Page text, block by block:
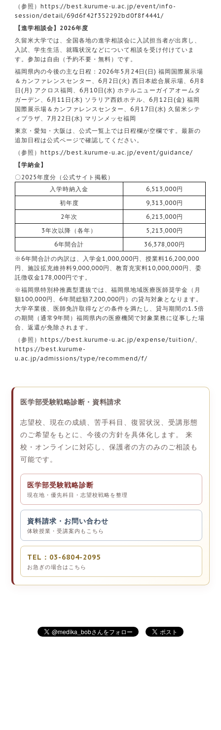
（参照）https://best.kurume-u.ac.jp/event/info-
session/detail/69d6f42f352292bd0f8f4441/
【進学相談会】2026年度
久留米大学では、全国各地の進学相談会に入試担当者が出席し、
入試、学生生活、就職状況などについて相談を受け付けていま
す。参加は自由（予約不要・無料）です。
福岡県内の今後の主な日程：2026年5月24日(日) 福岡国際展示場
＆カンファレンスセンター、6月2日(火) 西日本総合展示場、6月8
日(月) アクロス福岡、6月10日(水) ホテルニューガイアオームタ
ガーデン、6月11日(木) ソラリア西鉄ホテル、6月12日(金) 福岡
国際展示場＆カンファレンスセンター、6月17日(水) 久留米シテ
ィプラザ、7月22日(水) マリンメッセ福岡
東京・愛知・大阪は、公式一覧上では日程欄が空欄です。最新の
追加日程は公式ページで確認してください。
（参照）https://best.kurume-u.ac.jp/event/guidance/
【学納金】
〇2025年度分（公式サイト掲載）
入学時納入金
6,513,000円
初年度
9,313,000円
2年次
6,213,000円
3年次以降（各年）
5,213,000円
6年間合計
36,378,000円
※6年間合計の内訳は、入学金1,000,000円、授業料16,200,000
円、施設拡充維持料9,000,000円、教育充実料10,000,000円、委
託徴収金178,000円です。
※福岡県特別枠推薦型選抜では、福岡県地域医療医師奨学金（月
額100,000円、6年間総額7,200,000円）の貸与対象となります。
大学卒業後、医師免許取得などの条件を満たし、貸与期間の1.5倍
の期間（通常9年間）福岡県内の医療機関で対象業務に従事した場
合、返還が免除されます。
（参照）https://best.kurume-u.ac.jp/expense/tuition/、
https://best.kurume-
u.ac.jp/admissions/type/recommend/f/
医学部受験戦略診断・資料請求
志望校、現在の成績、苦手科目、復習状況、受講形態
のご希望をもとに、今後の方針を具体化します。 来
校・オンラインに対応し、保護者の方のみのご相談も
可能です。
医学部受験戦略診断
現在地・優先科目・志望校戦略を整理
資料請求・お問い合わせ
体験授業・受講案内もこちら
TEL：03-6804-2095
お急ぎの場合はこちら